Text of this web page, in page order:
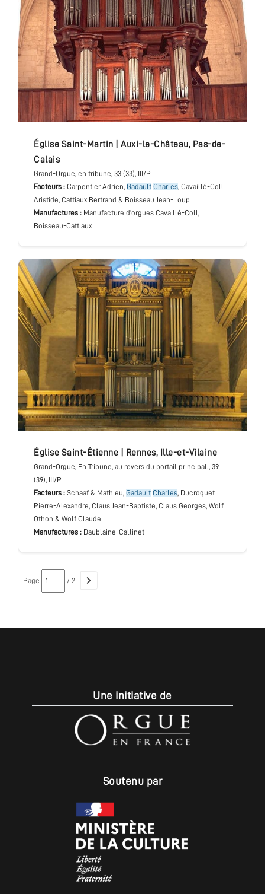
église Saint-Martin Auxi-le-Château, Pas-de-
Calais
Grand-Orgue, en tribune, 33 (33), III/P
Facteurs : Carpentier Adrien, Gadault Charles, Cavaillé-Coll
Aristide, Cattiaux Bertrand & Boisseau Jean-Loup
Manufactures : Manufacture d’orgues Cavaillé-Coll,
Boisseau-Cattiaux
église Saint-Étienne Rennes, Ille-et-Vilaine
Grand-Orgue, En Tribune, au revers du portail principal., 39
(39), III/P
Facteurs : Schaaf & Mathieu, Gadault Charles, Ducroquet
Pierre-Alexandre, Claus Jean-Baptiste, Claus Georges, Wolf
Othon & Wolf Claude
Manufactures : Daublaine-Callinet
Page / 2
Une initiative de
Soutenu par